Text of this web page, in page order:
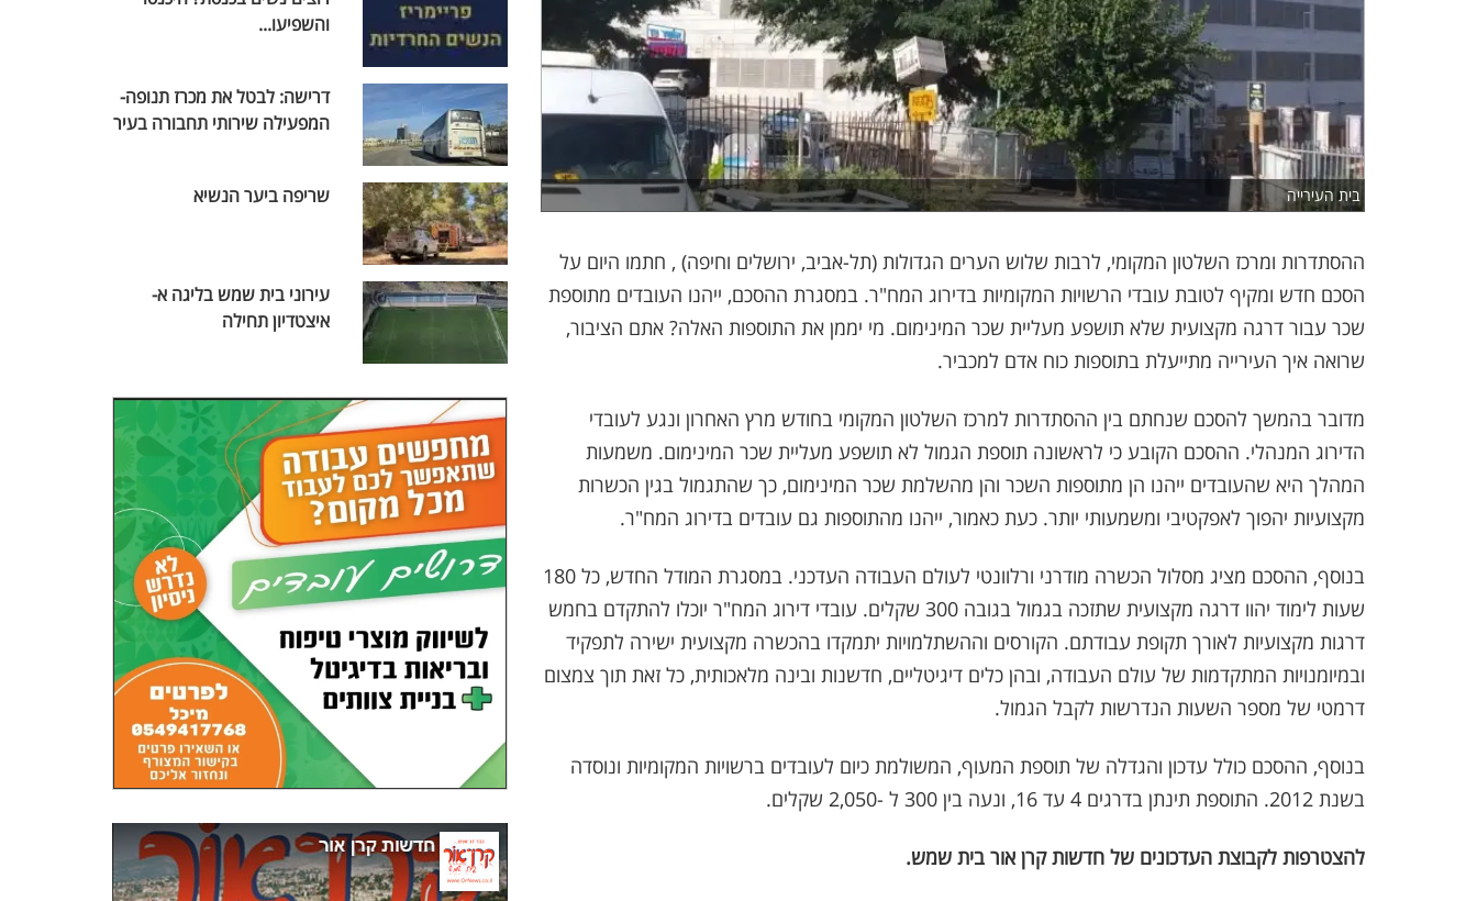
בית העירייה
ההסתדרות ומרכז השלטון המקומי, לרבות שלוש הערים הגדולות (תל-אביב, ירושלים וחיפה) , חתמו היום על
הסכם חדש ומקיף לטובת עובדי הרשויות המקומיות בדירוג המח"ר. במסגרת ההסכם, ייהנו העובדים מתוספת
שכר עבור דרגה מקצועית שלא תושפע מעליית שכר המינימום. מי יממן את התוספות האלה? אתם הציבור,
שרואה איך העירייה מתייעלת בתוספות כוח אדם למכביר.
מדובר בהמשך להסכם שנחתם בין ההסתדרות למרכז השלטון המקומי בחודש מרץ האחרון ונגע לעובדי
הדירוג המנהלי. ההסכם הקובע כי לראשונה תוספת הגמול לא תושפע מעליית שכר המינימום. משמעות
המהלך היא שהעובדים ייהנו הן מתוספות השכר והן מהשלמת שכר המינימום, כך שהתגמול בגין הכשרות
מקצועיות יהפוך לאפקטיבי ומשמעותי יותר. כעת כאמור, ייהנו מהתוספות גם עובדים בדירוג המח"ר.
בנוסף, ההסכם מציג מסלול הכשרה מודרני ורלוונטי לעולם העבודה העדכני. במסגרת המודל החדש, כל 180
שעות לימוד יהוו דרגה מקצועית שתזכה בגמול בגובה 300 שקלים. עובדי דירוג המח"ר יוכלו להתקדם בחמש
דרגות מקצועיות לאורך תקופת עבודתם. הקורסים וההשתלמויות יתמקדו בהכשרה מקצועית ישירה לתפקיד
ובמיומנויות המתקדמות של עולם העבודה, ובהן כלים דיגיטליים, חדשנות ובינה מלאכותית, כל זאת תוך צמצום
דרמטי של מספר השעות הנדרשות לקבל הגמול.
בנוסף, ההסכם כולל עדכון והגדלה של תוספת המעוף, המשולמת כיום לעובדים ברשויות המקומיות ונוסדה
בשנת 2012. התוספת תינתן בדרגים 4 עד 16, ונעה בין 300 ל -2,050 שקלים.
להצטרפות לקבוצת העדכונים של חדשות קרן אור בית שמש.
והשפיעו...
דרישה: לבטל את מכרז תנופה-
המפעילה שירותי תחבורה בעיר
שריפה ביער הנשיא
עירוני בית שמש בליגה א-
איצטדיון תחילה